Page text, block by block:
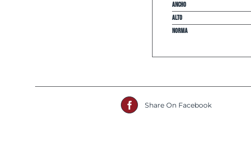
Ancho
Alto
Norma
Share On Facebook